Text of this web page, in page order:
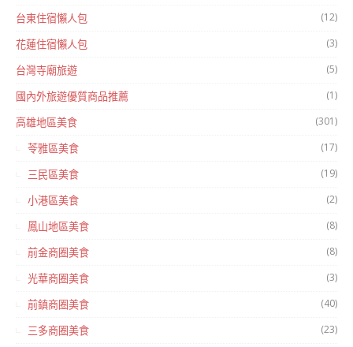
台東住宿懶人包 (12)
花蓮住宿懶人包 (3)
台灣寺廟旅遊 (5)
國內外旅遊優質商品推薦 (1)
高雄地區美食 (301)
苓雅區美食 (17)
三民區美食 (19)
小港區美食 (2)
鳳山地區美食 (8)
前金商圈美食 (8)
光華商圈美食 (3)
前鎮商圈美食 (40)
三多商圈美食 (23)